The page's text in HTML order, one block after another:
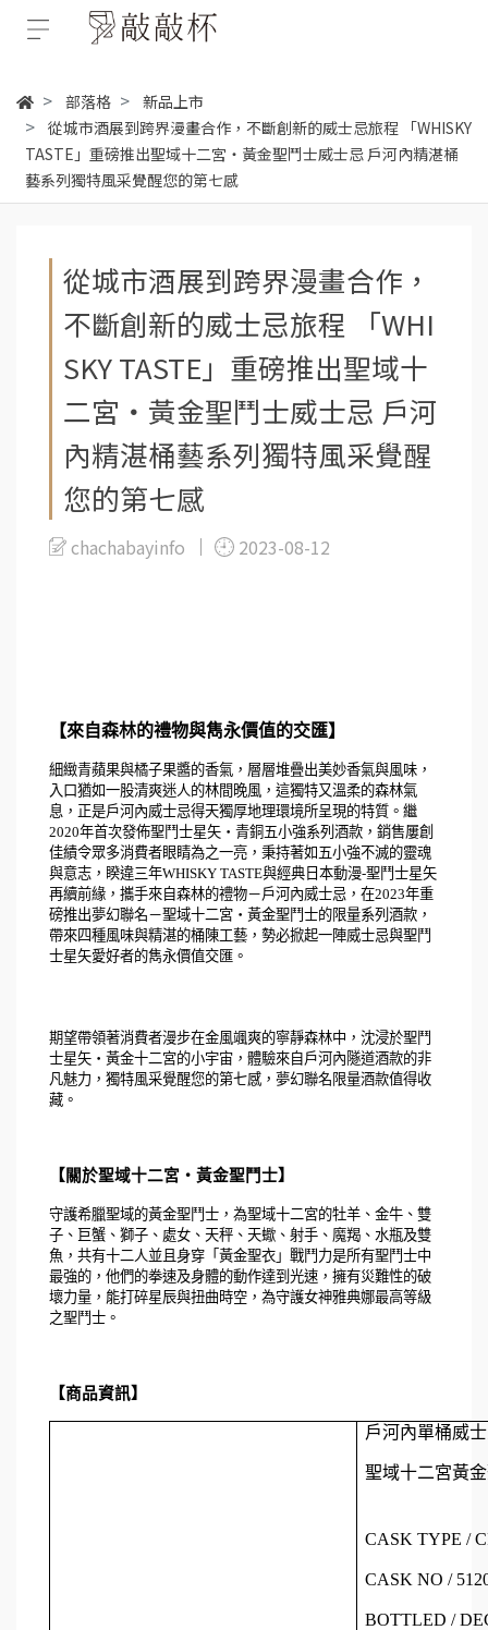
部落格
新品上市
從城市酒展到跨界漫畫合作，不斷創新的威士忌旅程 「WHISKY
TASTE」重磅推出聖域十二宮・黃金聖鬥士威士忌 戶河內精湛桶
藝系列獨特風采覺醒您的第七感
從城市酒展到跨界漫畫合作，
不斷創新的威士忌旅程 「WHI
SKY TASTE」重磅推出聖域十
二宮・黃金聖鬥士威士忌 戶河
內精湛桶藝系列獨特風采覺醒
您的第七感
chachabayinfo 2023-08-12
【來自森林的禮物與雋永價值的交匯】
細緻青蘋果與橘子果醬的香氣，層層堆疊出美妙香氣與風味，
入口猶如一股清爽迷人的林間晚風，這獨特又溫柔的森林氣
息，正是戶河內威士忌得天獨厚地理環境所呈現的特質。 繼
2020年首次發佈聖鬥士星矢 ・青銅五小強系列酒款，銷售屢創
佳績令眾多消費者眼睛為之一亮，秉持著如五小強不滅的靈魂
與意志，睽違三年WHISKY TASTE與經典日本動漫-聖鬥士星矢
再續前緣， 攜手來自森林的禮物－戶河內威士忌 ， 在2023年重
磅推出夢幻聯名－聖域十二宮 ・黃金聖鬥士的限量系列酒款，
帶來四種風味與精湛的桶陳工藝，勢必掀起一陣威士忌與聖鬥
士星矢愛好者的雋永價值交匯。
期望帶領著消費者漫步在金風颯爽的寧靜森林中，沈浸於聖鬥
士星矢・黃金十二宮的小宇宙，體驗來自戶河內隧道酒款的非
凡魅力，獨特風采覺醒您的第七感 ，夢幻聯名限量酒款值得收
藏。
【關於聖域十二宮 ・ 黃金聖鬥士】
守護希臘聖域的黃金聖鬥士，為聖域十二宮的牡羊、金牛、雙
子、巨蟹、獅子、處女、天秤、天蠍、射手、魔羯、水瓶及雙
魚，共有十二人並且身穿「黃金聖衣」戰鬥力是所有聖鬥士中
最強的，他們的拳速及身體的動作達到光速，擁有災難性的破
壞力量，能打碎星辰與扭曲時空，為守護女神雅典娜最高等級
之聖鬥士。
【商品資訊】
戶河內單桶威
聖域十二宮黃
CASK TYPE /
CASK NO /
BOTTLED /